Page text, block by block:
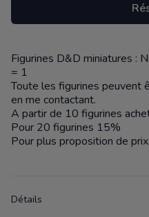
Description
Figurines D&D miniatures :
= 1
Toute les figurines peuvent
en me contactant.
A partir de 10 figurines
Pour 20 figurines 15%
Pour plus proposition de prix.
Détails